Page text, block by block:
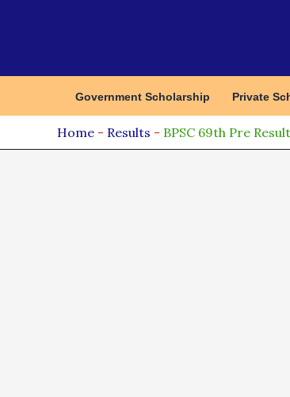
Government Scholarship Private
Home - Results - BPSC 69th Pre